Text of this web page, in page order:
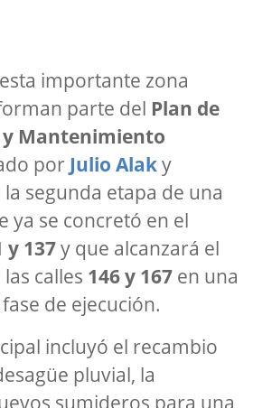
importante zona
parte del Plan de
y Mantenimiento
por Julio Alaky
segunda etapa de una
ya se concretó en el
y 137y que alcanzará el
calles 146 y 167 en una
de ejecución.
incluyó el recambio
pluvial, la
sumideros para una